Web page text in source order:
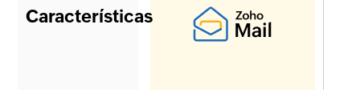
Características